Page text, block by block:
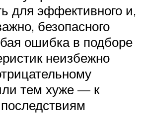
для эффективного и,
безопасного
ошибка в подборе
неизбежно
тем хуже — к